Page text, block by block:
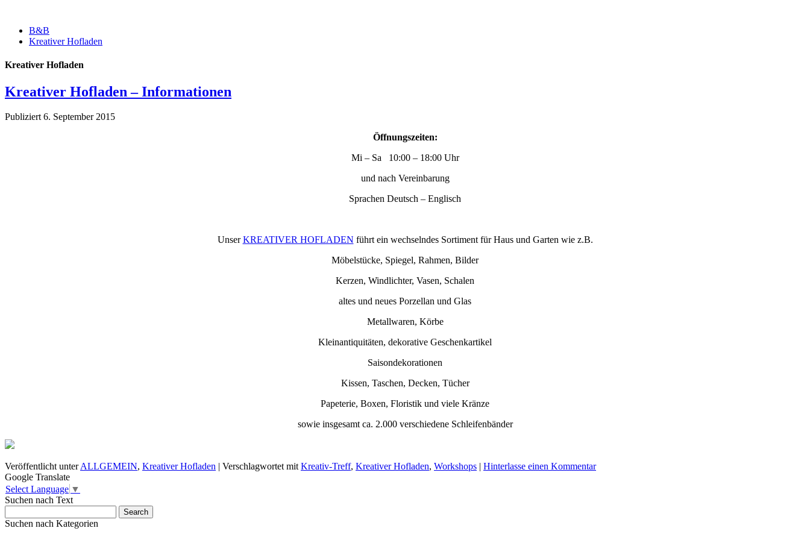
B&B
Kreativer Hofladen
Kreativer Hofladen
Kreativer Hofladen – Informationen
Publiziert 6. September 2015
Öffnungszeiten:
Mi – Sa 10:00 – 18:00 Uhr
und nach Vereinbarung
Sprachen Deutsch – Englisch
UnserKREATIVER HOFLADEN führt ein wechselndes Sortiment für Haus und Garten wie z.B.
Möbelstücke, Spiegel, Rahmen, Bilder
Kerzen, Windlichter, Vasen, Schalen
altes und neues Porzellan und Glas
Metallwaren, Körbe
Kleinantiquitäten, dekorative Geschenkartikel
Saisondekorationen
Kissen, Taschen, Decken, Tücher
Papeterie, Boxen, Floristik und viele Kränze
sowie insgesamt ca. 2.000 verschiedene Schleifenbänder
Veröffentlicht unterALLGEMEIN, Kreativer Hofladen | Verschlagwortet mit Kreativ-Treff, Kreativer Hofladen, Workshops | Hinterlasse einen Kommentar
Google Translate
Select Language ▼
Suchen nach Text
Suchen nach Kategorien